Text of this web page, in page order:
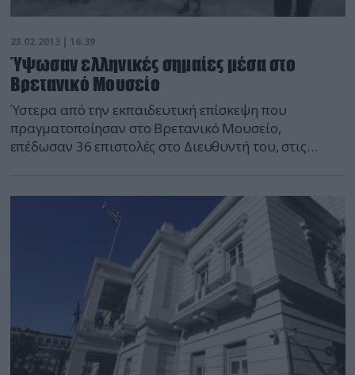
23.02.2013 | 16:39
Ύψωσαν ελληνικές σημαίες μέσα στο
Βρετανικό Μουσείο
Ύστερα από την εκπαιδευτική επίσκεψη που
πραγματοποίησαν στο Βρετανικό Μουσείο,
επέδωσαν 36 επιστολές στο Διευθυντή του, στις
και ανέλυαν τους ιστορικούς λόγους για τους
οποίους πρέπει να επιστραφούν τα Μάρμαρα. Για να
γίνει πιο ηχηρό το μήνυμά τους, ύψωσαν ελληνικές